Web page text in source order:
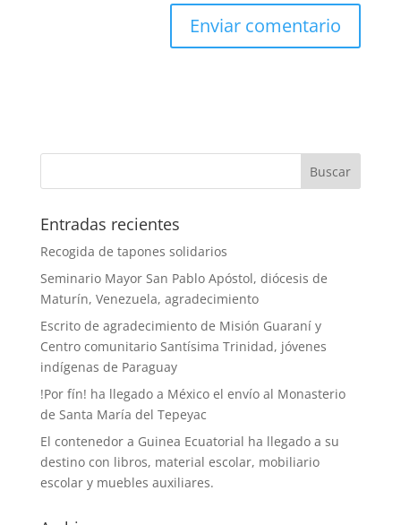
Entradas recientes
Recogida de tapones solidarios
Seminario Mayor San Pablo Apóstol, diócesis de
Maturín, Venezuela, agradecimiento
Escrito de agradecimiento de Misión Guaraní y
Centro comunitario Santísima Trinidad, jóvenes
indígenas de Paraguay
!Por fín! ha llegado a México el envío al Monasterio
de Santa María del Tepeyac
El contenedor a Guinea Ecuatorial ha llegado a su
destino con libros, material escolar, mobiliario
escolar y muebles auxiliares.